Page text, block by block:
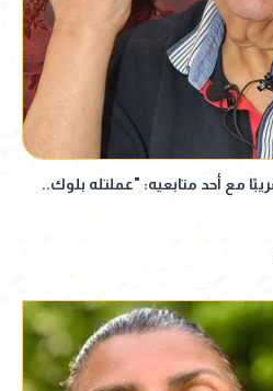
مع أحد متابعيه: "عملتله بلوك..